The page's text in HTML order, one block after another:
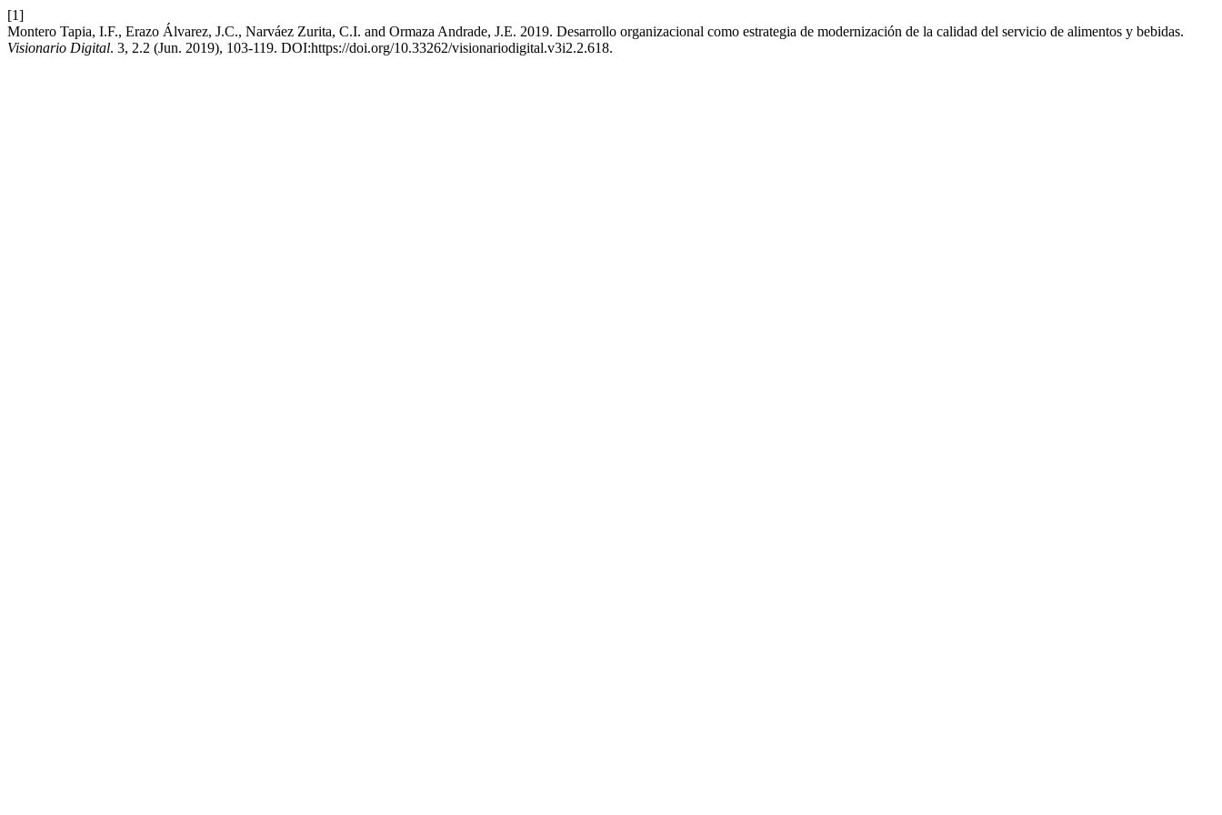
[1]
Montero Tapia, I.F., Erazo Álvarez, J.C., Narváez Zurita, C.I. and Ormaza Andrade, J.E. 2019. Desarrollo organizacional como estrategia de modernización de la calidad del servicio de alimentos y bebidas.
Visionario Digital. 3, 2.2 (Jun. 2019), 103-119. DOI:https://doi.org/10.33262/visionariodigital.v3i2.2.618.